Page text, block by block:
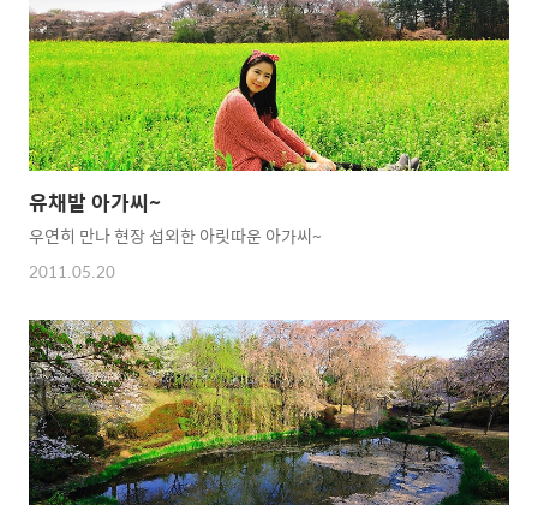
유채밭 아가씨~
우연히 만나 현장 섭외한 아릿따운 아가씨~
2011.05.20